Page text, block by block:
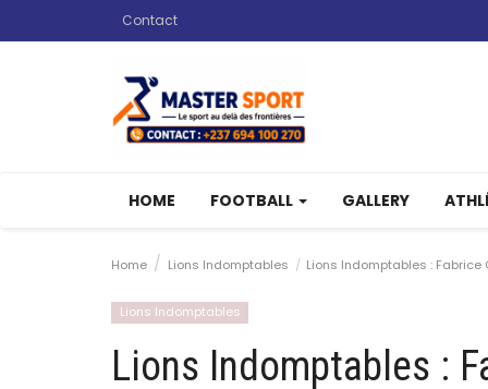
Contact
HOME FOOTBALL GALLERY
Home Lions Indomptables Lions Indomptables : Fabrice
Lions Indomptables
Lions Indomptables :